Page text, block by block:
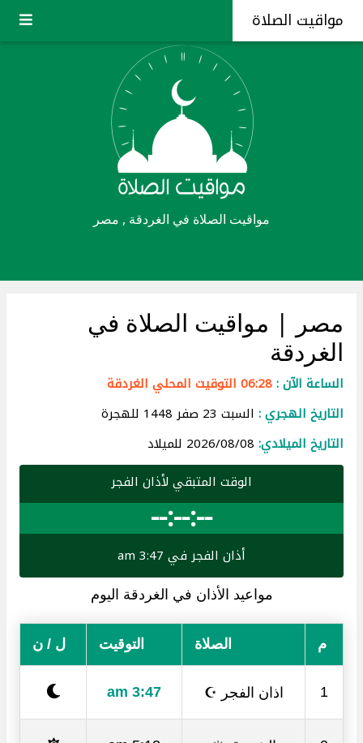
مواقيت الصلاة
مواقيت الصلاة في الغردقة , مصر
مصر | مواقيت الصلاة في
الغردقة
الساعة الآن :06:28 التوقيت المحلي الغردقة
التاريخ الهجري : السبت 23 صفر 1448 للهجرة
التاريخ الميلادي:
الوقت المتبقي لأذان الفجر
--:--:--
أذان الفجر في 3:47 am
مواعيد الأذان في الغردقة اليوم
م الصلاة التوقيت ل / ن
1 اذان الفجر ☪ 3:47 am